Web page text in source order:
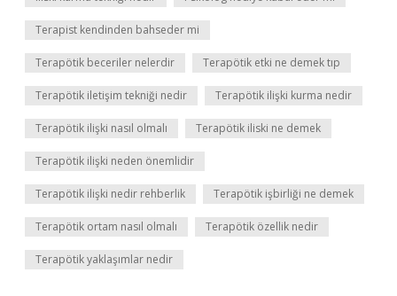
Terapist kendinden bahseder mi
Terapötik beceriler nelerdir Terapötik etki ne demek tıp
Terapötik iletişim tekniği nedir Terapötik ilişki kurma nedir
Terapötik ilişki nasıl olmalı Terapötik iliski ne demek
Terapötik ilişki neden önemlidir
Terapötik ilişki nedir rehberlik Terapötik işbirliği ne demek
Terapötik ortam nasıl olmalı Terapötik özellik nedir
Terapötik yaklaşımlar nedir